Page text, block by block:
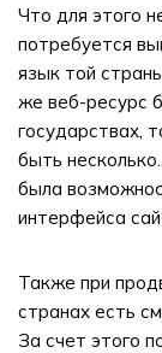
Что для этого
потребуется
язык той
же веб-ресурс
государствах,
быть
была
интерфейса
Также при
странах есть
За счет этого